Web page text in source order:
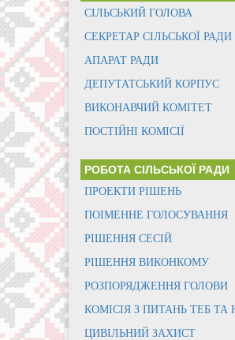
СІЛЬСЬКИЙ ГОЛОВА
СЕКРЕТАР СІЛЬСЬКОЇ РАДИ
АПАРАТ РАДИ
ДЕПУТАТСЬКИЙ КОРПУС
ВИКОНАВЧИЙ КОМІТЕТ
ПОСТІЙНІ КОМІСІЇ
РОБОТА СІЛЬСЬКОЇ РАДИ
ПРОЕКТИ РІШЕНЬ
ПОІМЕННЕ ГОЛОСУВАННЯ
РІШЕННЯ СЕСІЙ
РІШЕННЯ ВИКОНКОМУ
РОЗПОРЯДЖЕННЯ ГОЛОВИ
КОМІСІЯ З ПИТАНЬ ТЕБ ТА
ЦИВІЛЬНИЙ ЗАХИСТ